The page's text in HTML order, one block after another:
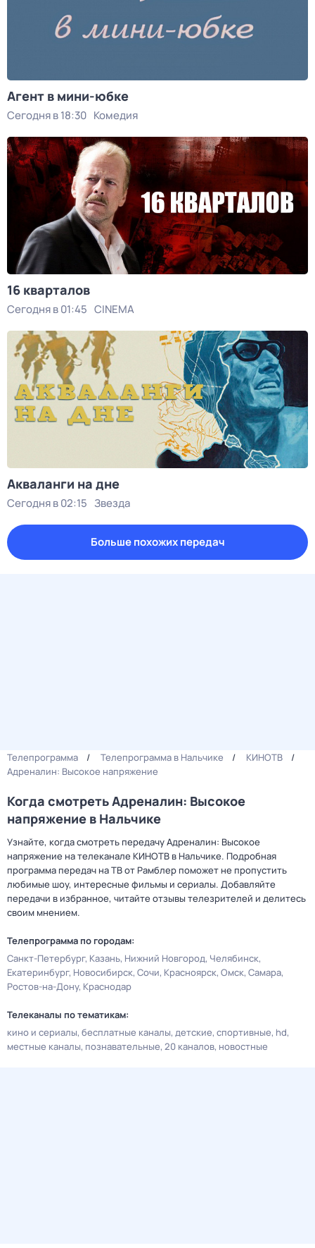
Агент в мини-юбке
Сегодня в 18:30 Комедия
16 кварталов
Сегодня в 01:45 CINEMA
Акваланги на дне
Сегодня в 02:15 Звезда
Больше похожих передач
Телепрограмма Телепрограмма в Нальчике
КИНОТВ
Адреналин: Высокое напряжение
Когда смотреть Адреналин: Высокое
напряжение в Нальчике
Узнайте, когда смотреть передачу Адреналин: Высокое
напряжение на телеканале КИНОТВ в Нальчике. Подробная
программа передач на ТВ от Рамблер поможет не пропустить
любимые шоу, интересные фильмы и сериалы. Добавляйте
передачи в избранное, читайте отзывы телезрителей и делитесь
своим мнением.
Телепрограмма по городам:
Санкт-Петербург Казань Нижний Новгород Челябинск
Екатеринбург Новосибирск Сочи Красноярск Омск Самара
Ростов-на-Дону Краснодар
Телеканалы по тематикам:
кино и сериалы бесплатные каналы детские спортивные hd
местные каналы познавательные 20 каналов новостные